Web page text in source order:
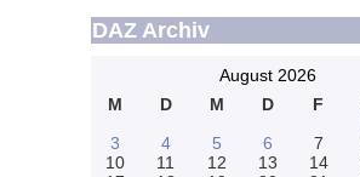
DAZ Archiv
August 2026
M
D M D F
3
4 5 6 7
10
11 12 13 14